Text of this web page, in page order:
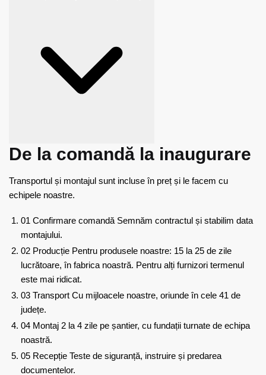
De la comandă la inaugurare
Transportul și montajul sunt incluse în preț și le facem cu
echipele noastre.
01 Confirmare comandă Semnăm contractul și stabilim data
montajului.
02 Producție Pentru produsele noastre: 15 la 25 de zile
lucrătoare, în fabrica noastră. Pentru alți furnizori termenul
este mai ridicat.
03 Transport Cu mijloacele noastre, oriunde în cele 41 de
județe.
04 Montaj 2 la 4 zile pe șantier, cu fundații turnate de echipa
noastră.
05 Recepție Teste de siguranță, instruire și predarea
documentelor.